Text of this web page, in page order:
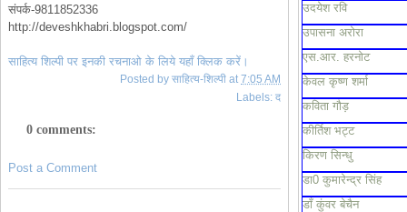
संपर्क-9811852336
http://deveshkhabri.blogspot.com/
साहित्य शिल्पी पर इनकी रचनाओ के लिये यहाँ क्लिक करें।
Posted by साहित्य-शिल्पी at 7:05 AM
Labels: द
0 comments:
Post a Comment
उदयेश रवि
उपासना अरोरा
एस.आर. हरनोट
केवल कृष्ण शर्मा
कविता गौड़
कीर्तिश भट्ट
किरण सिन्धु
डा0 कुमारेन्द्र सिंह
डाँ कुंवर बेचैन